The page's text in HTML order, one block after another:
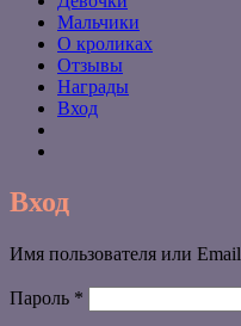
Мальчики
О кроликах
Отзывы
Награды
Вход
Вход
Имя пользователя или Email
Пароль *